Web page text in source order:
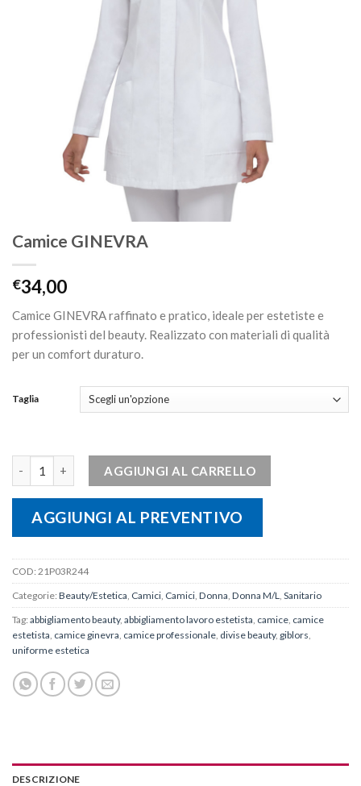
Camice GINEVRA
€34,00
Camice GINEVRA raffinato e pratico, ideale per estetiste e
professionisti del beauty. Realizzato con materiali di qualità
per un comfort duraturo.
Taglia
AGGIUNGI AL CARRELLO
AGGIUNGI AL PREVENTIVO
COD: 21P03R244
Categorie: Beauty/Estetica, Camici, Camici, Donna, Donna M/L, Sanitario
Tag: abbigliamento beauty, abbigliamento lavoro estetista, camice, camice
estetista, camice ginevra, camice professionale, divise beauty, giblors,
uniforme estetica
DESCRIZIONE